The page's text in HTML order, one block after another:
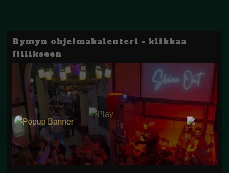
Rymyn ohjelmakalenteri - klikkaa
fiilikseen